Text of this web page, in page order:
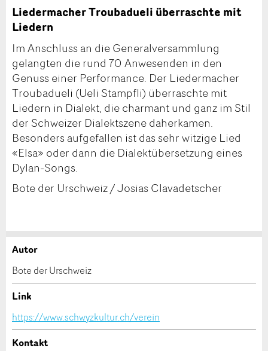
Liedermacher Troubadueli überraschte mit
Liedern
Im Anschluss an die Generalversammlung
gelangten die rund 70 Anwesenden in den
Genuss einer Performance. Der Liedermacher
Troubadueli (Ueli Stampfli) überraschte mit
Liedern in Dialekt, die charmant und ganz im Stil
der Schweizer Dialektszene daherkamen.
Besonders aufgefallen ist das sehr witzige Lied
«Elsa» oder dann die Dialektübersetzung eines
Dylan-Songs.
Bote der Urschweiz / Josias Clavadetscher
Anzeige beanstanden
Ihr Feedback wird sehr geschätzt!
Allgemeines Feedback
Anzeige nicht mehr gültig
Anzeige weiterempfehlen
Empfehlen Sie diese Anzeige an Freunde weiter.
Autor
Bote der Urschweiz
Link
https://www.schwyzkultur.ch/verein
Kontakt